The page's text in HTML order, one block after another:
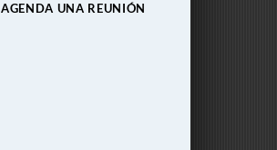
AGENDA UNA REUNIÓN